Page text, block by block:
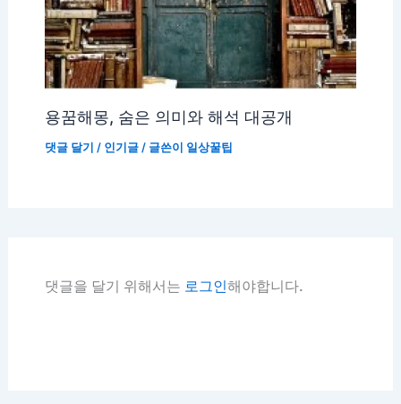
용꿈해몽, 숨은 의미와 해석 대공개
댓글 달기 / 인기글/ 글쓴이 일상꿀팁
댓글을 달기 위해서는 로그인해야합니다.